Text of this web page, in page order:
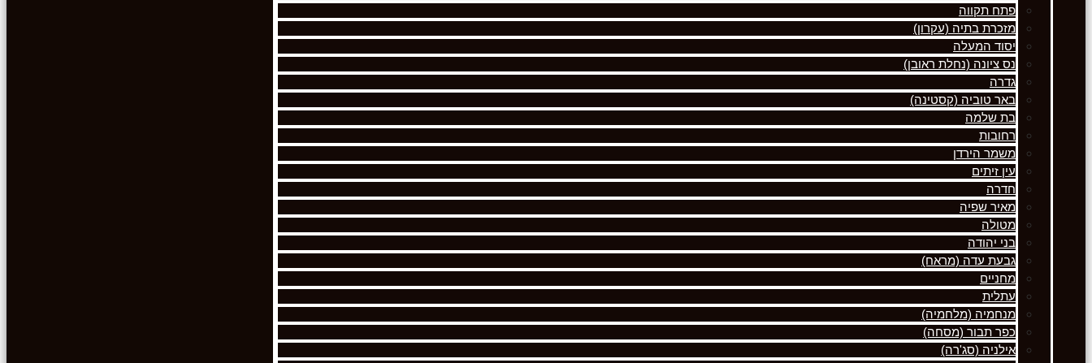
פתח תקווה
מזכרת בתיה (עקרון)
יסוד המעלה
נס ציונה (נחלת ראובן)
גדרה
באר טוביה (קסטינה)
בת שלמה
רחובות
משמר הירדן
עין זיתים
חדרה
מאיר שפיה
מטולה
בני יהודה
גבעת עדה (מראח)
מחניים
עתלית
מנחמיה (מלחמיה)
כפר תבור (מסחה)
אילניה (סג'רה)